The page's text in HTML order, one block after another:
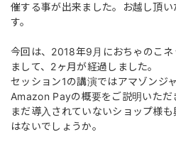
催する事が出来ました。お越し頂
す。
今回は、2018年9月におちゃのこ
まして、2ヶ月が経過しました。
セッション1の講演ではアマゾンジ
Amazon Payの概要をご説明いただ
まだ導入されていないショップ様
はないでしょうか。